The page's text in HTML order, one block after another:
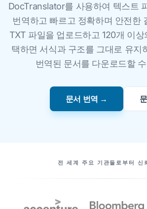
DocTranslator를 사용하여 텍스트
번역하고 빠르고 정확하며 안전한
TXT 파일을 업로드하고 120개 이상
택하면 서식과 구조를 그대로 유지
번역된 문서를 다운로드할
문서 번역 →
전 세계 주요 기관들로부터 신